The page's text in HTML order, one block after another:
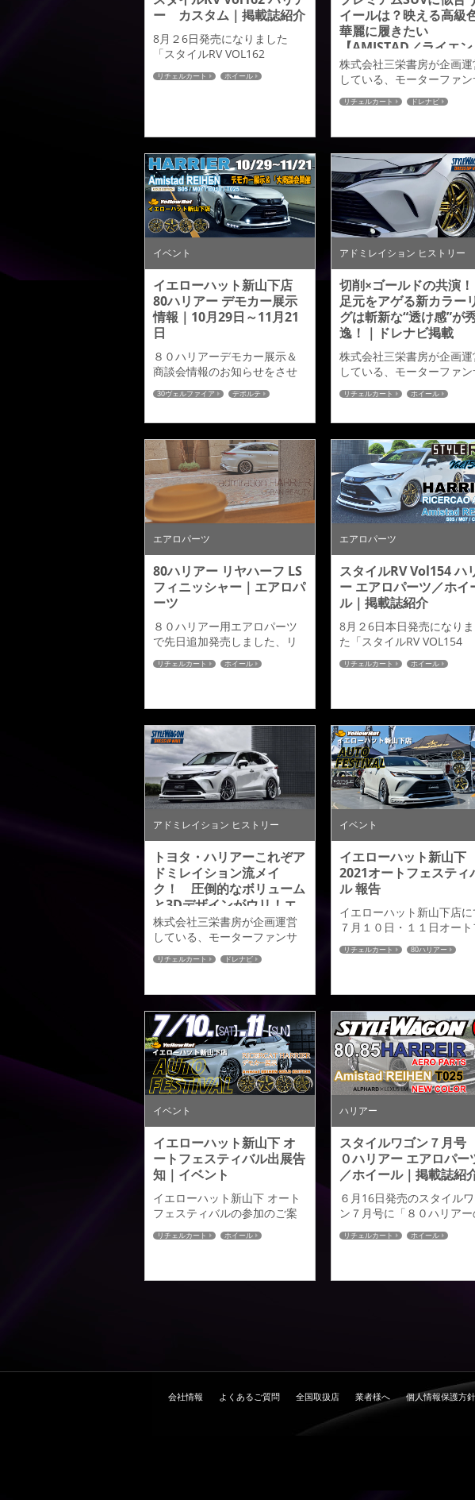
ー カスタム｜掲載誌紹介
8月２6日発売になりました
「スタイルRV VOL162
HARIEER NO11」のご紹介に
なります。また各ホイールメ
そちらもご紹介させていただ
きます。８０系ハリアーのカ
スタムも出そろった今ならで
は充実したムック誌となって
いますので是非ハリアーオー
ナーの皆様、ご購読よろしく
お願いします。 リチェ...
リチェルカート
ホイール
イールは？映える高級
華麗に履きたい
【AMISTAD／ライエン
S05】｜ドレナビ掲載
株式会社三栄書房が企画
している、モーターファ
イトの【スタイルワゴン ド
スアップナビ】はカーカス
WEBサイト。ドレナビにて
AMISTAD／ライエン S05
ルドエディションの記事
載されましたのでご紹介さ
ていただきます。 圧倒的
在感で、ラグジュアリー
界観を表現 →続きはこち
リチェルカート
ドレナビ
イベント
イエローハット新山下店
80ハリアー デモカー展示
情報｜10月29日～11月21
日
８０ハリアーデモカー展示＆
商談会情報のお知らせをさせ
ていただきます。 イエローハ
ット新山下店にて下記の期
します。この展示ではデモカ
ー及びアミスタットライエン
の新色ゴールドカラー（ゴー
ルドエディション）も展示し
ております。80ハリアーのデ
モカー展示は今回のイエロー
ハット新山下店様で最後とな
ります。皆様この機会の是非
お立ちよりいただければと思
います。...
30ヴェルファイア
デポルテ
アドミレイション ヒストリー
切削×ゴールドの共演
足元をアゲる新カラー
グは斬新な“透け感”が
逸！｜ドレナビ掲載
株式会社三栄書房が企画
している、モーターファ
イトの【スタイルワゴン ド
スアップナビ】はカーカス
ミスタットライエン BSM
ルドエディションの記事
載されましたのでご紹介
ていただきます。 ダブル
ス×マシニングの超個性派
ールド仕様が新設定！ →
はこちら←
リチェルカート
ホイール
エアロパーツ
80ハリアー リヤハーフ LS
フィニッシャー｜エアロパ
ーツ
８０ハリアー用エアロパーツ
で先日追加発売しました、リ
ヤハーフの【デュアルマフラ
ーTYPE】と【LSフィニッシャ
リーに追加となりますので、
楽しみにしていてください。
純正の樹脂パーツをすべて覆
い隠す商品構成となっていま
すので、高級感を高めながら
も存在感のある都会的なスタ
イルへと導きます。 現行
LEXUS LS用のマフラ...
リチェルカート
ホイール
エアロパーツ
スタイルRV Vol154 ハ
ー エアロパーツ／ホイ
ル｜掲載誌紹介
8月２6日本日発売になり
た「スタイルRV VOL154
HARIEER NO10」のご紹介
させていただきます。８０
ハリアーオーナーの皆様
購読よろしくお願いしま
アドミレイションでは リ
ルカートブランドよりエ
パーツを掲載していただ
した。チタン左右デュア
フラーと新色のS05ゴール
ディション...
リチェルカート
ホイール
アドミレイション ヒストリー
トヨタ・ハリアーこれぞア
ドミレイション流メイ
ク！ 圧倒的なボリューム
と3Dデザインがウリ！エ
アロ カスタム｜ドレナビ
掲載
株式会社三栄書房が企画運営
している、モーターファンサ
イトの【スタイルワゴン ドレ
スアップナビ】はカーカスタ
WEBサイト。ドレナビにてハ
リアーの記事が掲載されまし
たのでご紹介させていただき
ます。 こだわりは随所に大き
な違いがサイドに！ →続きは
こちら←
リチェルカート
ドレナビ
イベント
イエローハット新山下
2021オートフェスティ
ル 報告
イエローハット新山下店に
７月１０日・１１日オート
ェスティバルに参加させて
ただきましたのでご報告さ
れました。多くの来場者
ブースにお越しいただき
らためてここでお礼申しあ
ます。またご関係者ならび
客様とも色々とお話もさ
いただき大変有意義な２
を過ごさせていただきまし
た。80ハリアーデモカー
ミスタッ...
リチェルカート 80ハリアー
イベント
イエローハット新山下 オ
ートフェスティバル出展告
知｜イベント
イエローハット新山下 オート
フェスティバルの参加のご案
内をさせていただきます。 ７
月10日（土曜）・11日（日
します。 場所】イエローハッ
リチェルカート
ホイール
ハリアー
スタイルワゴン７月
０ハリアー エアロパー
／ホイール｜掲載誌紹
６月16日発売のスタイル
ン７月号に「８０ハリア
エアロパーツ」「アミスタ
トホイールの新色」が掲載
アロパーツ詳細につきま
はHPをご確認下さい。HP
はこちら
リチェルカート
ホイール
会社情報 よくあるご質問 全国取扱店 業者様へ 個人情報保護方針